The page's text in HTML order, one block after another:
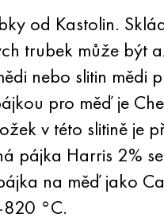
od Kastolin.
trubek může být
nebo slitin mědi
pro měď je
v této slitině je
pájka Harris 2%
na měď jako
°С.